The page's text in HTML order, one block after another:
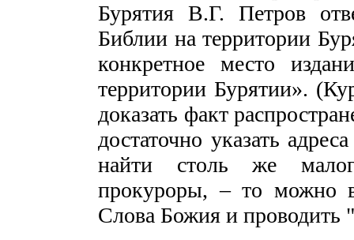
Бурятия В.Г. Петров
Библии на территории
конкретное место
территории Бурятии».
доказать факт
достаточно указать
найти столь же
прокуроры, – то можно
Слова Божия и